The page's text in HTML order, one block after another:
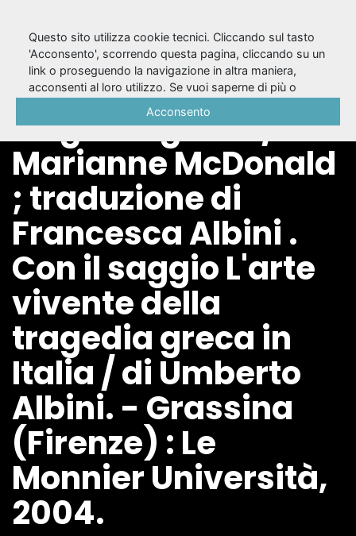
L'arte vivente della
tragedia greca /
Marianne McDonald
; traduzione di
Francesca Albini .
Con il saggio L'arte
vivente della
tragedia greca in
Italia / di Umberto
Albini. - Grassina
(Firenze) : Le
Monnier Università,
2004.
Questo sito utilizza cookie tecnici. Cliccando sul tasto
'Acconsento', scorrendo questa pagina, cliccando su un
link o proseguendo la navigazione in altra maniera,
acconsenti al loro utilizzo. Se vuoi saperne di più o
Acconsento